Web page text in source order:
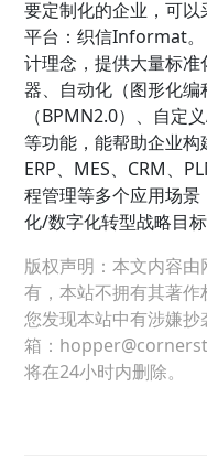
要定制化的企业，可
平台：织信Informat。
计理念，提供大量标
器、自动化（图形化
（BPMN2.0）、自定
等功能，能帮助企业
ERP、MES、CRM、
程管理等多个应用场
化/数字化转型战略目标
版权声明：本文内容
有，本站不拥有其著
您发现本站中有涉嫌
箱：
将在24小时内删除。